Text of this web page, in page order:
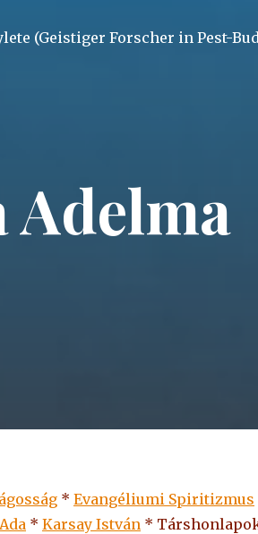
(Geistiger Forscher in Pest-
Adelma
* Evangéliumi Spiritizmus
* Karsay István *